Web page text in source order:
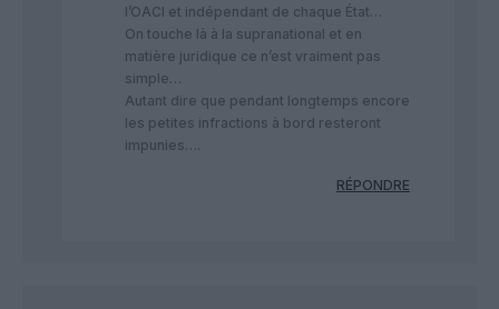
l’OACI et indépendant de chaque État…
On touche là à la supranational et en
matière juridique ce n’est vraiment pas
simple…
Autant dire que pendant longtemps encore
les petites infractions à bord resteront
impunies….
RÉPONDRE